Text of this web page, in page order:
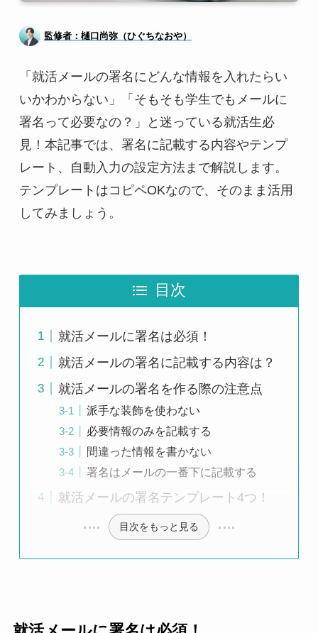
監修者：樋口尚弥（ひぐちなおや）
「就活メールの署名にどんな情報を入れたらい
いかわからない」「そもそも学生でもメールに
署名って必要なの？」と迷っている就活生必
見！本記事では、署名に記載する内容やテンプ
レート、自動入力の設定方法まで解説します。
テンプレートはコピペOKなので、そのまま活用
してみましょう。
目次
就活メールに署名は必須！
就活メールの署名に記載する内容は？
就活メールの署名を作る際の注意点
派手な装飾を使わない
必要情報のみを記載する
間違った情報を書かない
署名はメールの一番下に記載する
就活メールの署名テンプレート4つ！
目次をもっと見る